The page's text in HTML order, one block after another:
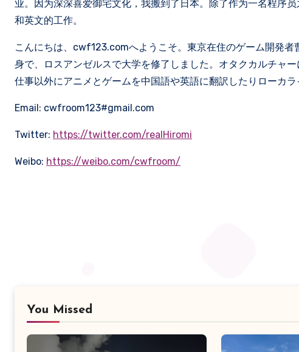
业。因为深深喜爱御宅文化，我搬到了日本。除了作为一名程序
和英文的工作。
こんにちは、cwf123.comへようこそ。東京在住のゲーム開発
身で、ロスアンゼルスで大学を修了しました。オタクカルチャ
仕事以外にアニメとゲームを中国語や英語に翻訳したりローカラ
Email: cwfroom123#gmail.com
Twitter: https://twitter.com/realHiromi
Weibo: https://weibo.com/cwfroom/
You Missed